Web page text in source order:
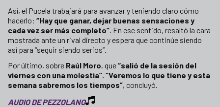
Así, el Pucela trabajará para avanzar y teniendo claro cómo
hacerlo: “Hay que ganar, dejar buenas sensaciones y
cada vez ser más completo”. En ese sentido, resaltó la cara
mostrada ante un rival directo y espera que continúe siendo
así para “seguir siendo serios”.
Por último, sobre Raúl Moro, que“salió de la sesión del
viernes con una molestia”. “Veremos lo que tiene y esta
semana sabremos los tiempos”, concluyó.
AUDIO DE PEZZOLANO